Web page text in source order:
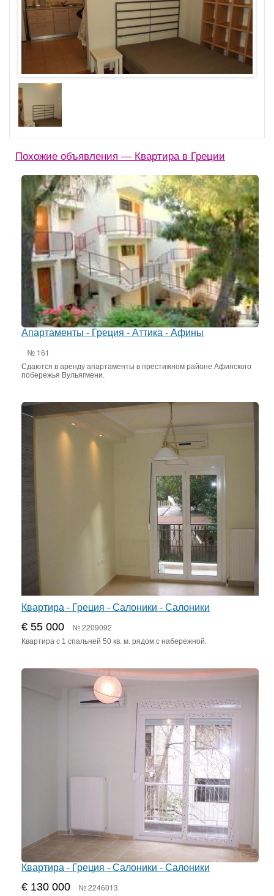
Похожие объявления — Квартира в Греции
Апартаменты - Греция - Аттика - Афины
№ 161
Сдаются в аренду апартаменты в престижном районе Афинского
побережья Вульягмени.
Квартира - Греция - Салоники - Салоники
€ 55 000 № 2209092
Квартира с 1 спальней 50 кв. м. рядом с набережной.
Квартира - Греция - Салоники - Салоники
€ 130 000 № 2246013